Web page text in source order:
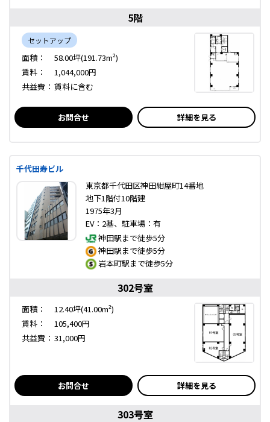
5階
セットアップ
面積：
58.00坪(191.73m²)
賃料：
1,044,000円
共益費： 賃料に含む
お問合せ 詳細を見る
千代田寿ビル
東京都千代田区神田紺屋町14番地
地下1階付10階建
1975年3月
EV：2基、駐車場：有
神田駅まで徒歩5分
神田駅まで徒歩5分
岩本町駅まで徒歩5分
302号室
面積：
12.40坪(41.00m²)
賃料：
105,400円
共益費： 31,000円
お問合せ 詳細を見る
303号室